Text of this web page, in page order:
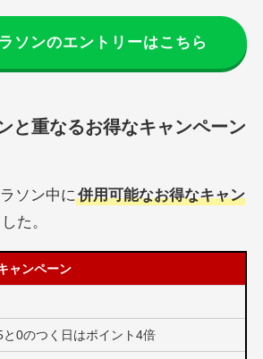
ソンのエントリーはこちら
と重なるお得なキャンペーン
ソン中に併用可能なお得なキャン
た。
ャンペーン
と0のつく日はポイント4倍